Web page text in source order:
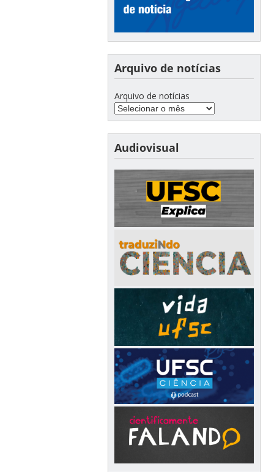
Arquivo de notícias
Arquivo de notícias
Audiovisual